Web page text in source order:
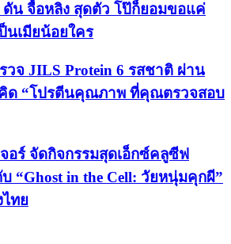
ดัน จื้อหลิง สุดตัว โป๊ก็ยอมขอแค่
นเมียน้อยใคร
วจ JILS Protein 6 รสชาติ ผ่าน
ด “โปรตีนคุณภาพ ที่คุณตรวจสอบ
อร์ จัดกิจกรรมสุดเอ็กซ์คลูซีฟ
“Ghost in the Cell: วัยหนุ่มคุกผี”
ทย